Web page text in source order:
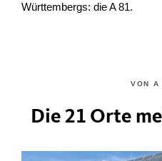
Württembergs: die A 81.
VON A
Die 21 Orte